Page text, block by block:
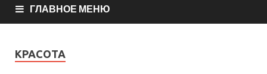
ГЛАВНОЕ МЕНЮ
КРАСОТА